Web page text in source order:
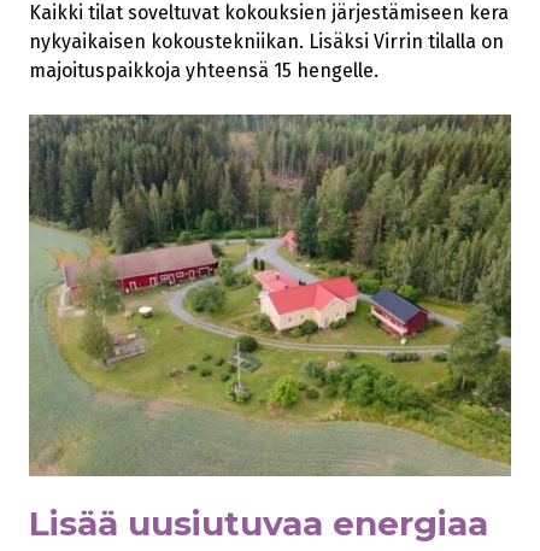
Kaikki tilat soveltuvat kokouksien järjestämiseen kera
nykyaikaisen kokoustekniikan. Lisäksi Virrin tilalla on
majoituspaikkoja yhteensä 15 hengelle.
Lisää uusiutuvaa energiaa